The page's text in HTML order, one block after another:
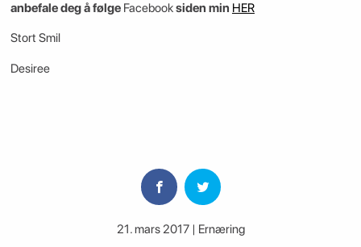
anbefale deg å følge Facebooksiden min HER
Stort Smil
Desiree
21. mars 2017 | Ernæring